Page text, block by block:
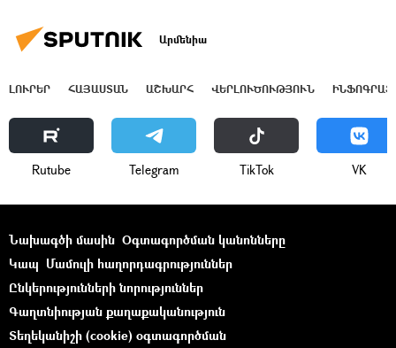
Արմենիա
ԼՈՒՐԵՐ ՀԱՅԱՍՏԱՆ ԱՇԽԱՐՀ ՎԵՐԼՈՒԾՈՒԹՅՈՒՆ
Rutube Telegram ТikТоk VK
Նախագծի մասին Օգտագործման կանոնները
Կապ Մամուլի հաղորդագրություններ
Ընկերությունների նորություններ
Գաղտնիության քաղաքականություն
Տեղեկանիշի (cookie) օգտագործման